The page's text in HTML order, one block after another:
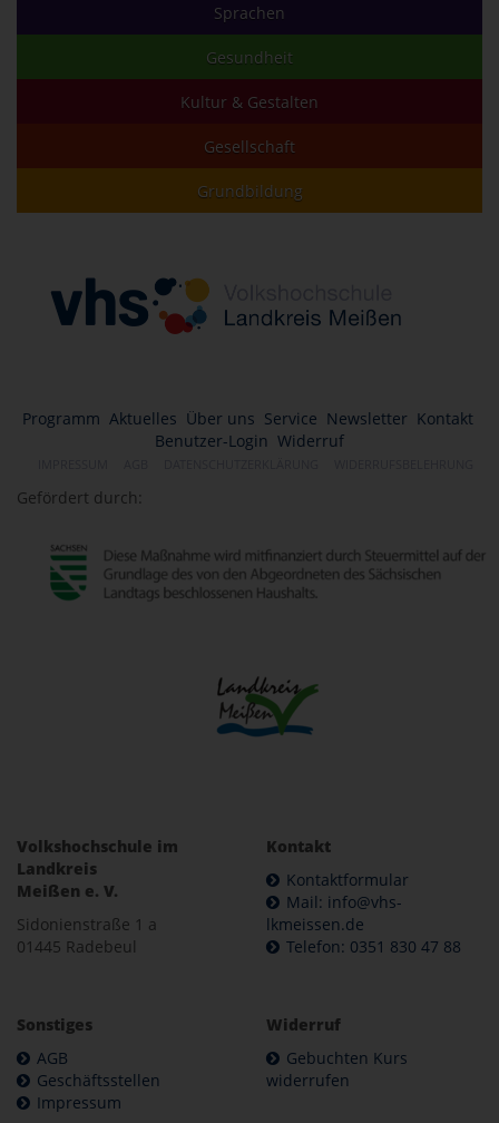
Sprachen
Gesundheit
Kultur & Gestalten
Gesellschaft
Grundbildung
Programm Aktuelles Über uns Service Newsletter Kontakt
Benutzer-Login Widerruf
Gefördert durch:
Volkshochschule im
Landkreis
Meißen e. V.
Sidonienstraße 1 a
01445 Radebeul
Kontakt
Kontaktformular
Mail: info@vhs-
lkmeissen.de
Telefon: 0351 830 47 88
Sonstiges
AGB
Geschäftsstellen
Impressum
Widerruf
Gebuchten Kurs
widerrufen